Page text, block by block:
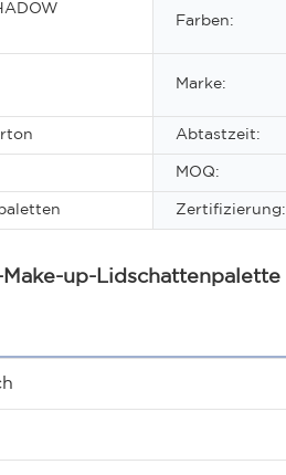
Farben:
Marke:
Abtastzeit:
MOQ:
Zertifizierung:
up-Lidschattenpalette